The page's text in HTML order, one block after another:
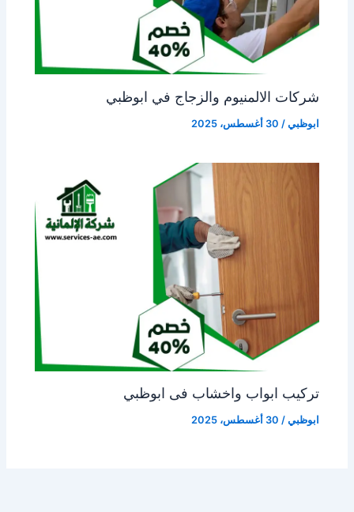
شركات الالمنيوم والزجاج في ابوظبي
ابوظبي / 30 أغسطس، 2025
تركيب ابواب واخشاب فى ابوظبي
ابوظبي / 30 أغسطس، 2025